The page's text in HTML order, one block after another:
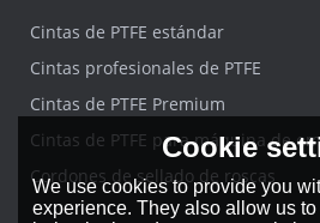
Cintas de PTFE estándar
Cintas profesionales de PTFE
Cintas de PTFE Premium
Cintas de PTFE para máquina de
Cordones de sellado de roscas
Cookie
We use cookies to provide you
experience. They also allow us